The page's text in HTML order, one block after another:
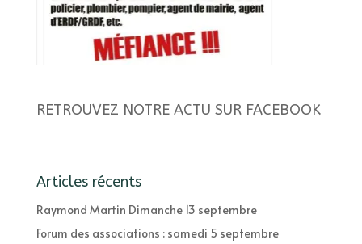
RETROUVEZ NOTRE ACTU SUR FACEBOOK
Articles récents
Raymond Martin Dimanche 13 septembre
Forum des associations : samedi 5 septembre